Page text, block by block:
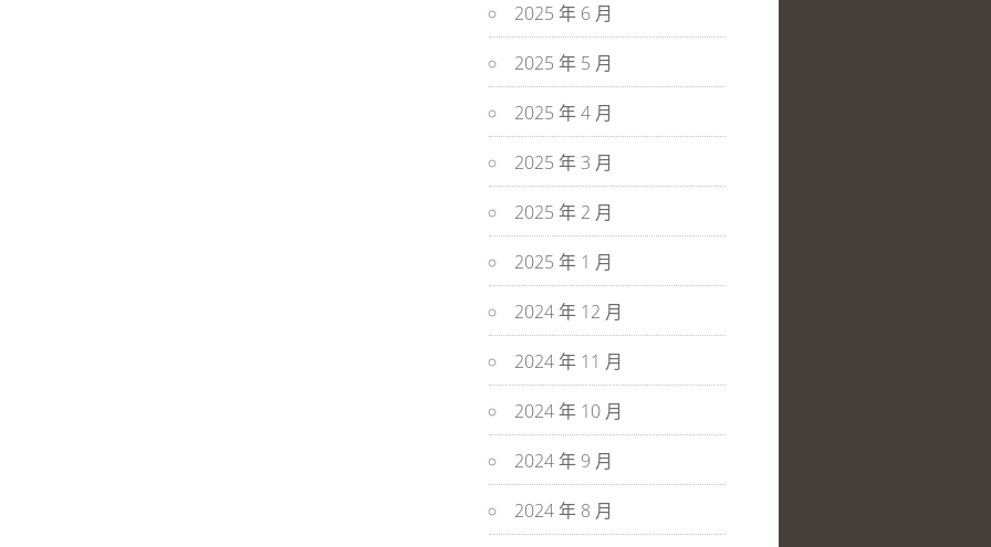
2025 年 6 月
2025 年 5 月
2025 年 4 月
2025 年 3 月
2025 年 2 月
2025 年 1 月
2024 年 12 月
2024 年 11 月
2024 年 10 月
2024 年 9 月
2024 年 8 月